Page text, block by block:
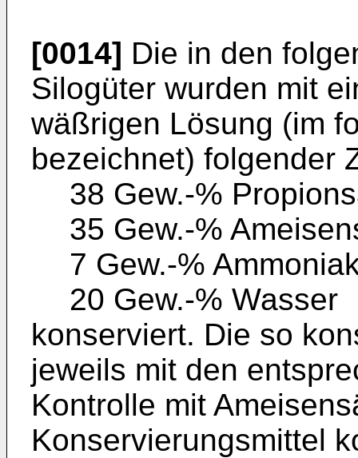
[0014] Die in den
Silogüter wurden mit
wäßrigen Lösung (im
bezeichnet) folgender
38 Gew.-%
35 Gew.-%
7 Gew.-%
20 Gew.-% Wasser
konserviert. Die so
jeweils mit den
Kontrolle mit
Konservierungsmittel